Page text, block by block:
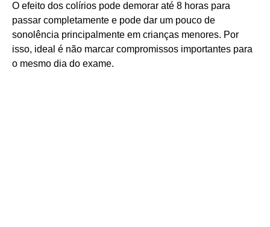
O efeito dos colírios pode demorar até 8 horas para
passar completamente e pode dar um pouco de
sonolência principalmente em crianças menores. Por
isso, ideal é não marcar compromissos importantes para
o mesmo dia do exame.